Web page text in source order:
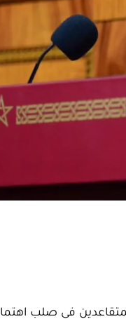
في صلب